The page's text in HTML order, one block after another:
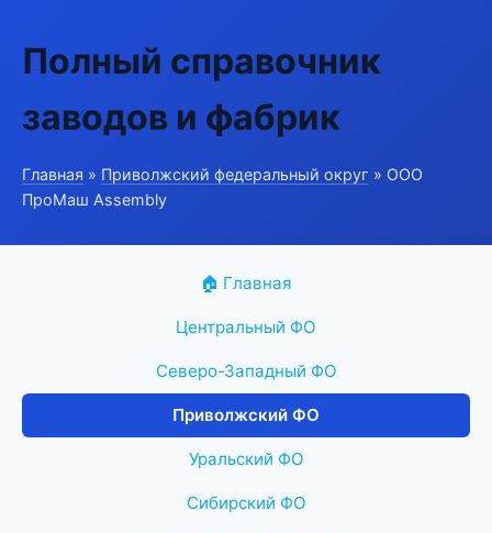
Полный справочник
заводов и фабрик
Главная » Приволжский федеральный округ » ООО
ПроМаш Assembly
🏠 Главная
Центральный ФО
Северо-Западный ФО
Приволжский ФО
Уральский ФО
Сибирский ФО